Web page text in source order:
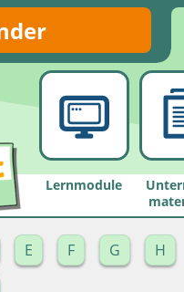
Lernmodule
E F G H